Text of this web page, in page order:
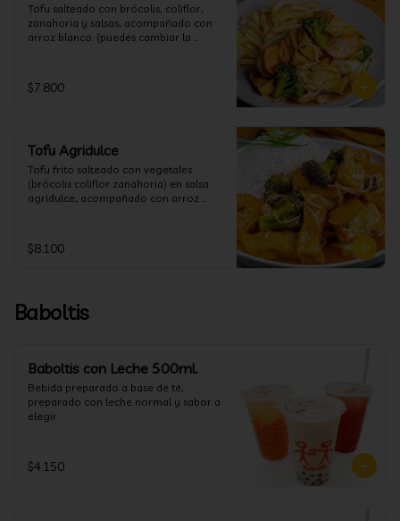
Tofu salteado con brócolis, coliflor,
zanahoria y salsas, acompañado con
arroz blanco. (puedes cambiar la
$7.800
Tofu Agridulce
Tofu frito salteado con vegetales
(brócolis coliflor zanahoria) en salsa
agridulce, acompañado con arroz
$8.100
Baboltis
Baboltis con Leche 500ml.
Bebida preparado a base de té,
preparado con leche normal y sabor a
elegir.
$4.150